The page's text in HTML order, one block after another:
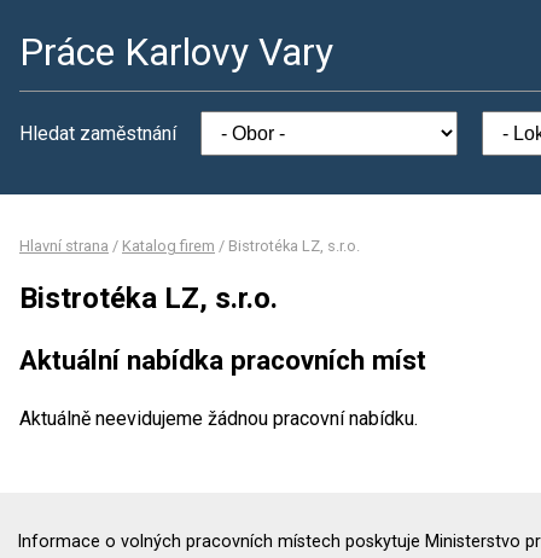
Práce Karlovy Vary
Hledat zaměstnání
Hlavní strana / Katalog firem / Bistrotéka LZ, s.r.o.
Bistrotéka LZ, s.r.o.
Aktuální nabídka pracovních míst
Aktuálně neevidujeme žádnou pracovní nabídku.
Informace o volných pracovních místech poskytuje Ministerstvo